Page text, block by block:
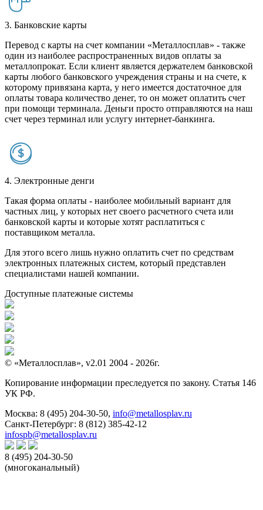
3. Банковские карты
Перевод с карты на счет компании «Металлосплав» - также
один из наиболее распространенных видов оплаты за
металлопрокат. Если клиент является держателем банковской
карты любого банковского учреждения страны и на счете, к
которому привязана карта, у него имеется достаточное для
оплаты товара количество денег, то он может оплатить счет
при помощи терминала. Деньги просто отправляются на наш
счет через терминал или услугу интернет-банкинга.
4. Электронные денги
Такая форма оплаты - наиболее мобильный вариант для
частных лиц, у которых нет своего расчетного счета или
банковской карты и которые хотят расплатиться с
поставщиком металла.
Для этого всего лишь нужно оплатить счет по средствам
электронных платежных систем, который представлен
специалистами нашей компании.
Доступные платежные системы
© «Металлосплав», v2.01 2004 - 2026г.
Копирование информации преследуется по закону. Статья 146
УК РФ.
Москва: 8 (495) 204-30-50, info@metallosplav.ru
Санкт-Петербург: 8 (812) 385-42-12
infospb@metallosplav.ru
8 (495) 204-30-50
(многоканальный)